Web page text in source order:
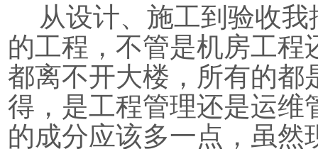
从设计、施工到验收我
的工程，不管是机房工
都离不开大楼，所有的都
得，是工程管理还是运维
的成分应该多一点，虽